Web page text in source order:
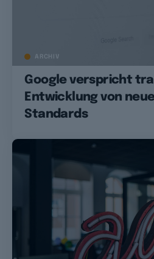
ARCHIV
Google verspricht
Entwicklung von
Standards